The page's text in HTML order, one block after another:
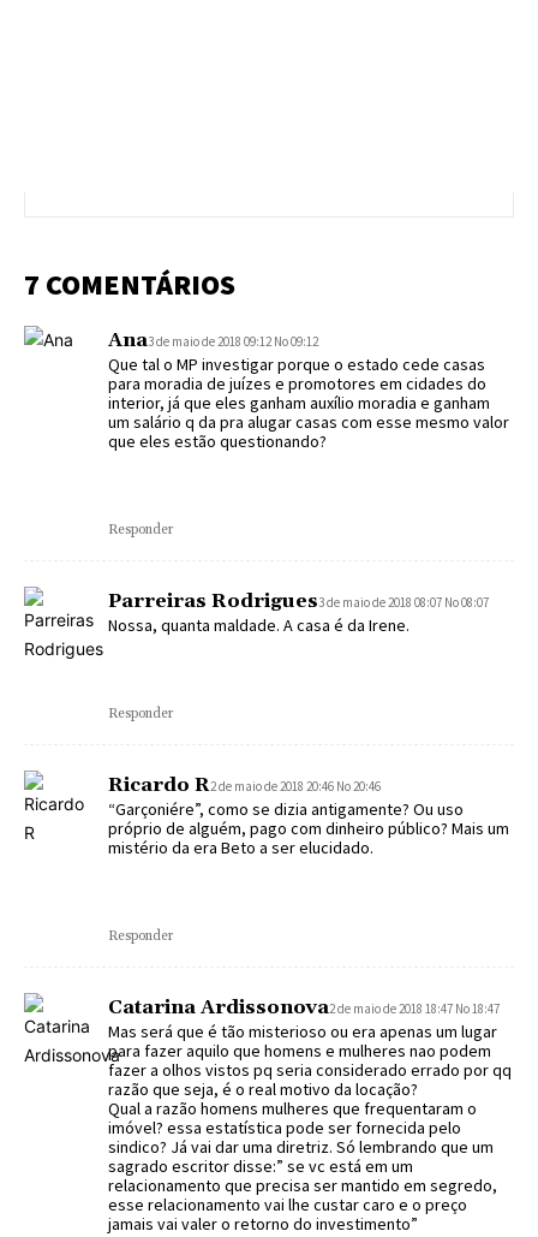
7 COMENTÁRIOS
Ana3 de maio de 2018 09:12 No 09:12
Que tal o MP investigar porque o estado cede casas
para moradia de juízes e promotores em cidades do
interior, já que eles ganham auxílio moradia e ganham
um salário q da pra alugar casas com esse mesmo valor
que eles estão questionando?
Responder
Parreiras Rodrigues3 de maio de 2018 08:07 No 08:07
Nossa, quanta maldade. A casa é da Irene.
Responder
Ricardo R2 de maio de 2018 20:46 No 20:46
“Garçoniére”, como se dizia antigamente? Ou uso
próprio de alguém, pago com dinheiro público? Mais um
mistério da era Beto a ser elucidado.
Responder
Catarina Ardissonova2 de maio de 2018 18:47 No 18:47
Mas será que é tão misterioso ou era apenas um lugar
para fazer aquilo que homens e mulheres nao podem
fazer a olhos vistos pq seria considerado errado por qq
razão que seja, é o real motivo da locação?
Qual a razão homens mulheres que frequentaram o
imóvel? essa estatística pode ser fornecida pelo
sindico? Já vai dar uma diretriz. Só lembrando que um
sagrado escritor disse:” se vc está em um
relacionamento que precisa ser mantido em segredo,
esse relacionamento vai lhe custar caro e o preço
jamais vai valer o retorno do investimento”